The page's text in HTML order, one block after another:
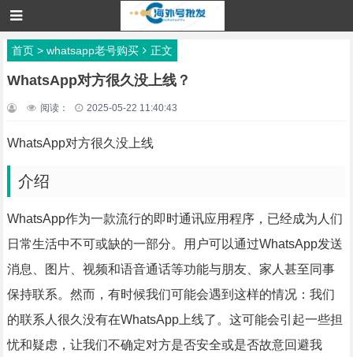
首页> whatsapp老号购买 正文
WhatsApp对方很久没上线？
阅读： 2025-05-22 11:40:43
WhatsApp对方很久没上线
介绍
WhatsApp作为一款流行的即时通讯应用程序，已经成为人们
日常生活中不可或缺的一部分。用户可以通过WhatsApp发送
消息、图片、视频和语音通话等功能与朋友、家人甚至同事
保持联系。然而，有时候我们可能会遇到这样的情况：我们
的联系人很久没有在WhatsApp上线了。这可能会引起一些担
忧和疑虑，让我们不确定对方是否安全或是否故意回避我